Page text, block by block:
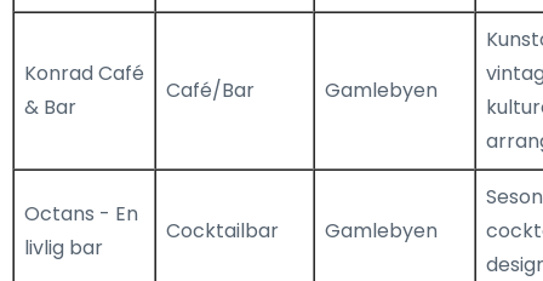
Konrad Café
& Bar
Café/Bar Gamlebyen
Octans - En
livlig bar
Cocktailbar Gamlebyen